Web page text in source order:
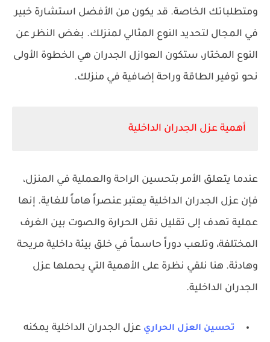
ومتطلباتك الخاصة. قد يكون من الأفضل استشارة خبير
في المجال لتحديد النوع المثالي لمنزلك. بغض النظر عن
النوع المختار، ستكون العوازل الجدران هي الخطوة الأولى
نحو توفير الطاقة وراحة إضافية في منزلك.
أهمية عزل الجدران الداخلية
عندما يتعلق الأمر بتحسين الراحة والعملية في المنزل،
فإن عزل الجدران الداخلية يعتبر عنصراً هاماً للغاية. إنها
عملية تهدف إلى تقليل نقل الحرارة والصوت بين الغرف
المختلفة، وتلعب دوراً حاسماً في خلق بيئة داخلية مريحة
وهادئة. هنا نلقي نظرة على الأهمية التي يحملها عزل
الجدران الداخلية.
تحسين العزل الحراري عزل الجدران الداخلية يمكنه